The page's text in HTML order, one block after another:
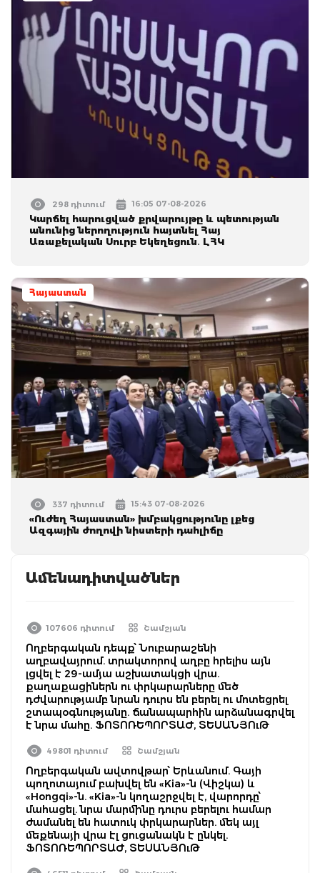
298 դիտում 16:05 07-08-2026
Կարճել հարուցված քրվարույթը և պետության
անունից ներողություն հայտնել Հայ
Առաքելական Սուրբ Եկեղեցուն․ ԼՀԿ
Հայաստան
337 դիտում 15:43 07-08-2026
«Ուժեղ Հայաստան» խմբակցությունը լքեց
Ազգային ժողովի նիստերի դահլիճը
Ամենադիտվածներ
107606 դիտում Շամշյան
Ողբերգական դեպք՝ Նուբարաշենի
աղբավայրում. տրակտորով աղբը հրելիս այն
լցվել է 29-ամյա աշխատակցի վրա.
քաղաքացիներն ու փրկարարները մեծ
դժվարությամբ նրան դուրս են բերել ու մոտեցրել
շտապօգնությանը. ճանապարհին արձանագրվել
է նրա մահը. ՖՈՏՈՌԵՊՈՐՏԱԺ, ՏԵՍԱՆՅՈւԹ
49801 դիտում Շամշյան
Ողբերգական ավտովթար՝ Երևանում. Գայի
պողոտայում բախվել են «Kia»-ն (Վիշկա) և
«Hongqi»-ն. «Kia»-ն կողաշրջվել է, վարորդը՝
մահացել. նրա մարմինը դուրս բերելու համար
ժամանել են հատուկ փրկարարներ. մեկ այլ
մեքենայի վրա էլ ցուցանակն է ընկել.
ՖՈՏՈՌԵՊՈՐՏԱԺ, ՏԵՍԱՆՅՈւԹ